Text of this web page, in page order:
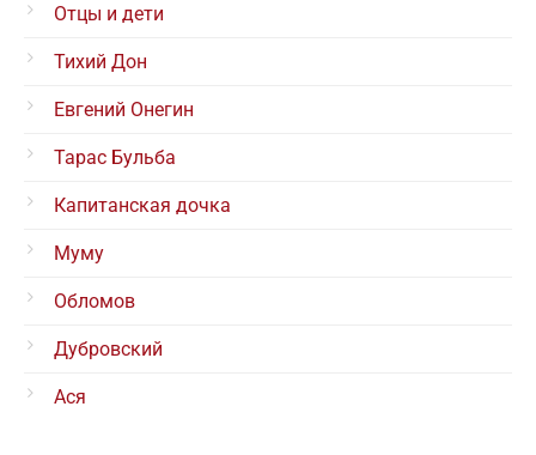
Отцы и дети
Тихий Дон
Евгений Онегин
Тарас Бульба
Капитанская дочка
Муму
Обломов
Дубровский
Ася